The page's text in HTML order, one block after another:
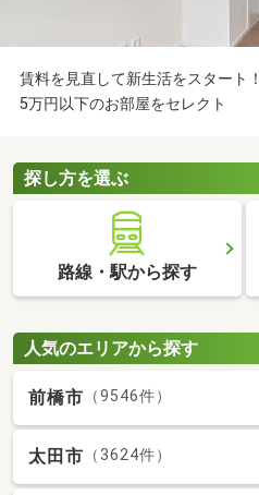
賃料を見直して新生活をスタート！
5万円以下のお部屋をセレクト
探し方を選ぶ
路線・駅から探す
人気のエリアから探す
前橋市 （9546件）
太田市 （3624件）